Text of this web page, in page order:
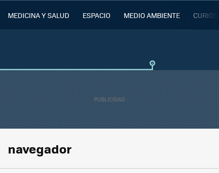
MEDICINA Y SALUD ESPACIO MEDIO AMBIENTE
navegador